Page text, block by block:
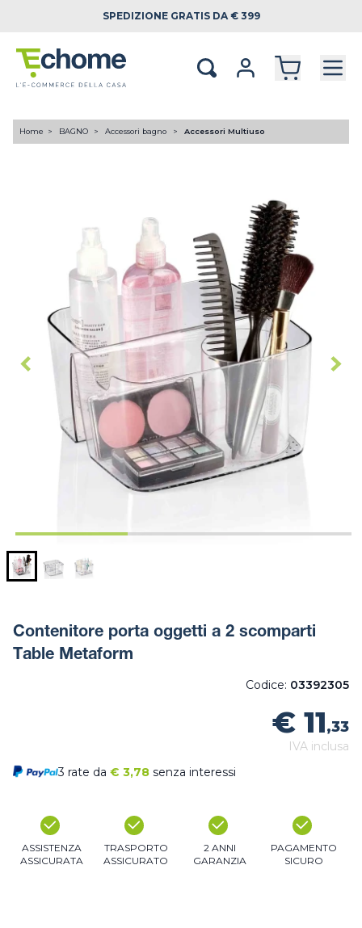
SPEDIZIONE GRATIS DA € 399
Home BAGNO Accessori bagno Accessori Multiuso
Contenitore porta oggetti a 2 scomparti
Table Metaform
Codice: 03392305
€ 11,33
IVA inclusa
3 rate da € 3,78 senza interessi
ASSISTENZA
ASSICURATA
TRASPORTO
ASSICURATO
2 ANNI
GARANZIA
PAGAMENTO
SICURO